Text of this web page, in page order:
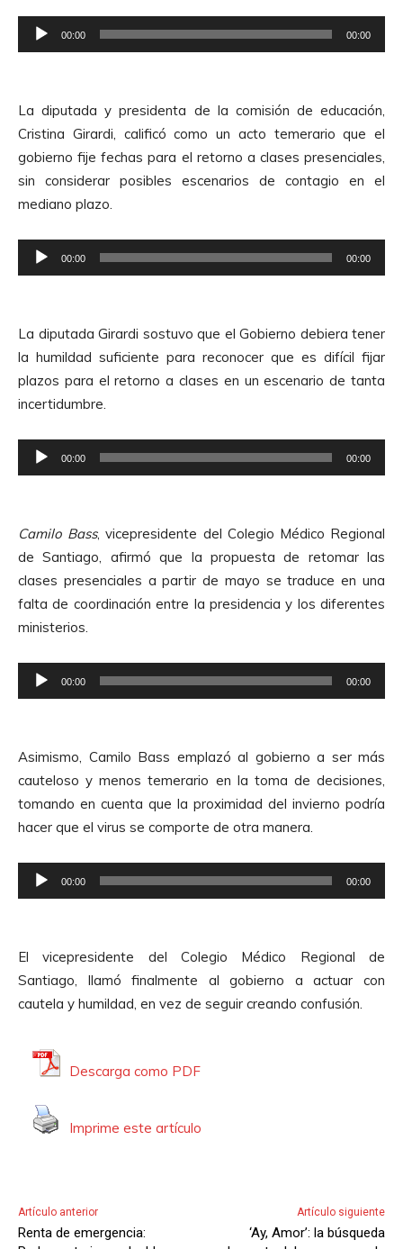
t
e
A
u
d
i
e
o
d
u
c
t
o
A
u
d
i
00:00 00:00
La diputada y presidenta de la comisión de educación,
Cristina Girardi, calificó como un acto temerario que el
gobierno fije fechas para el retorno a clases presenciales,
sin considerar posibles escenarios de contagio en el
mediano plazo.
e
o
d
u
c
t
e
A
u
d
i
00:00 00:00
La diputada Girardi sostuvo que el Gobierno debiera tener
la humildad suficiente para reconocer que es difícil fijar
plazos para el retorno a clases en un escenario de tanta
incertidumbre.
e
o
d
u
c
t
o
A
u
d
i
00:00 00:00
Camilo Bass, vicepresidente del Colegio Médico Regional
de Santiago, afirmó que la propuesta de retomar las
clases presenciales a partir de mayo se traduce en una
falta de coordinación entre la presidencia y los diferentes
ministerios.
e
o
d
u
c
t
e
A
u
00:00 00:00
Asimismo, Camilo Bass emplazó al gobierno a ser más
cauteloso y menos temerario en la toma de decisiones,
tomando en cuenta que la proximidad del invierno podría
hacer que el virus se comporte de otra manera.
e
o
d
u
d
00:00 00:00
El vicepresidente del Colegio Médico Regional de
Santiago, llamó finalmente al gobierno a actuar con
cautela y humildad, en vez de seguir creando confusión.
Descarga como PDF
Imprime este artículo
Artículo anterior
Renta de emergencia:
Artículo siguiente
‘Ay, Amor’: la búsqueda